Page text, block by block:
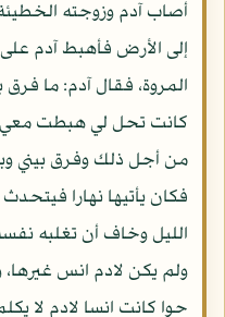
أصاب آدم وزوجته
إلى الأرض فأهبط آدم
المروة، فقال آدم: ما فرق
كانت تحل لي هبطت معي
من أجل ذلك وفرق بيني
فكان يأتيها نهارا
الليل وخاف أن تغلبه
ولم يكن لادم انس
حوا كانت انسا لادم لا